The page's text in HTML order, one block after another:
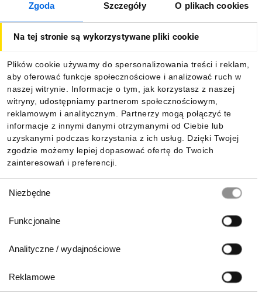
Zgoda Szczegóły O plikach cookies
Na tej stronie są wykorzystywane pliki cookie
Plików cookie używamy do spersonalizowania treści i reklam,
aby oferować funkcje społecznościowe i analizować ruch w
naszej witrynie. Informacje o tym, jak korzystasz z naszej
witryny, udostępniamy partnerom społecznościowym,
reklamowym i analitycznym. Partnerzy mogą połączyć te
informacje z innymi danymi otrzymanymi od Ciebie lub
uzyskanymi podczas korzystania z ich usług. Dzięki Twojej
zgodzie możemy lepiej dopasować ofertę do Twoich
zainteresowań i preferencji.
zgody
Niezbędne
Funkcjonalne
Analityczne / wydajnościowe
Reklamowe
O firmie
Informacje
Pobierz naszą aplikację mobilną: